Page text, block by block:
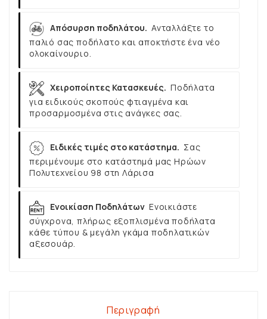
Απόσυρση ποδηλάτου. Ανταλλάξτε το
παλιό σας ποδήλατο και αποκτήστε ένα νέο
ολοκαίνουριο.
Χειροποίητες Κατασκευές. Ποδήλατα
για ειδικούς σκοπούς φτιαγμένα και
προσαρμοσμένα στις ανάγκες σας.
Ειδικές τιμές στο κατάστημα. Σας
περιμένουμε στο κατάστημά μας Ηρώων
Πολυτεχνείου 98 στη Λάρισα
Ενοικίαση Ποδηλάτων Ενοικιάστε
σύγχρονα, πλήρως εξοπλισμένα ποδήλατα
κάθε τύπου & μεγάλη γκάμα ποδηλατικών
αξεσουάρ.
Περιγραφή